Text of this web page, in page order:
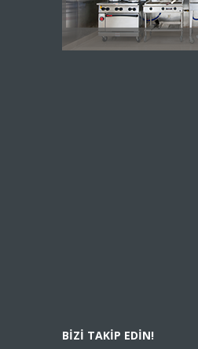
BIZI TAKIP EDIN!